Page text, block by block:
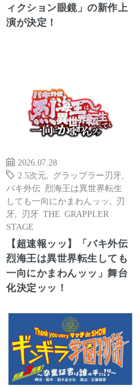
ィクション眼鏡」の新作上
演が決定！
2026.07.28
2.5次元
グラップラー刃牙
バキ外伝 烈海王は異世界転生
しても一向にかまわんッッ
刃
牙
刃牙 THE GRAPPLER
STAGE
【超速報ッッ】「バキ外伝
烈海王は異世界転生しても
一向にかまわんッッ」舞台
化決定ッッ！